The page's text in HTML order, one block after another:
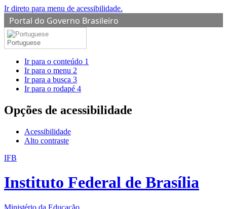
Ir direto para menu de acessibilidade.
Portal do Governo Brasileiro
Portuguese
Ir para o conteúdo 1
Ir para o menu 2
Ir para a busca 3
Ir para o rodapé 4
Opções de acessibilidade
Acessibilidade
Alto contraste
IFB
Instituto Federal de Brasília
Ministério da Educação